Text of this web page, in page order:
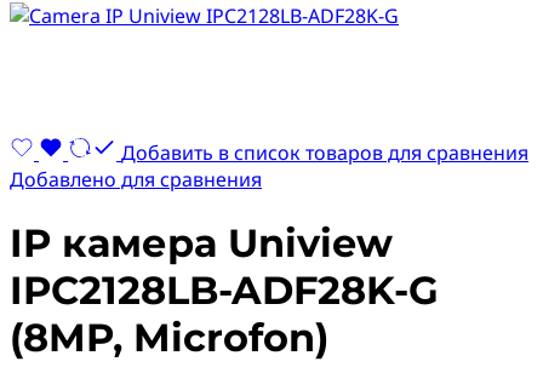
Добавить в список товаров для сравнения
Добавлено для сравнения
IP камера Uniview
IPC2128LB-ADF28K-G
(8MP, Microfon)